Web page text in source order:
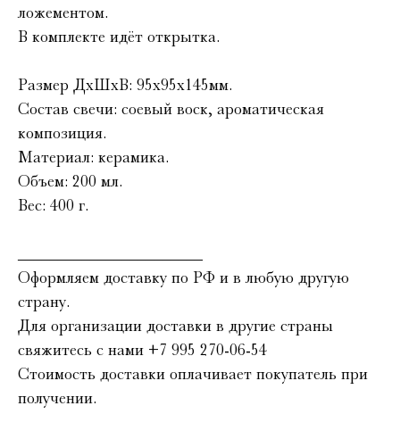
ложементом.
В комплекте идёт открытка.
Размер ДхШхВ: 95х95х145мм.
Состав свечи: соевый воск, ароматическая
композиция.
Материал: керамика.
Объем: 200 мл.
Вес: 400 г.
Оформляем доставку по РФ и в любую другую
страну.
Для организации доставки в другие страны
свяжитесь с нами ‪ +7 995 270‑06‑54‬
Стоимость доставки оплачивает покупатель при
получении.